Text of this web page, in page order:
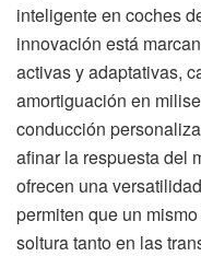
inteligente en coches
innovación está
activas y adaptativas,
amortiguación en
conducción
afinar la respuesta del
ofrecen una
permiten que un
soltura tanto en las